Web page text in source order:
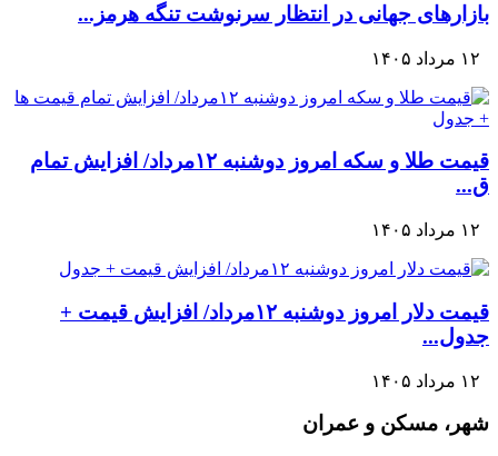
بازارهای جهانی در انتظار سرنوشت تنگه هرمز...
قیمت طلا و سکه امروز دوشنبه ۱۲مرداد/ افزایش تمام
ق...
قیمت دلار امروز دوشنبه ۱۲مرداد/ افزایش قیمت +
جدول...
شهر، مسکن و عمران